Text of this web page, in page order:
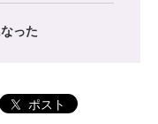
った
ポスト